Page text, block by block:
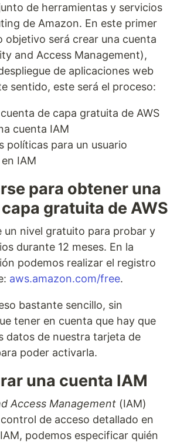
de herramientas y servicios
de Amazon. En este primer
objetivo será crear una cuenta
and Access Management),
de aplicaciones web
sentido, este será el proceso:
de capa gratuita de AWS
cuenta IAM
políticas para un usuario
IAM
para obtener una
gratuita de AWS
un nivel gratuito para probar y
durante 12 meses. En la
podemos realizar el registro
aws.amazon.com/free.
bastante sencillo, sin
tener en cuenta que hay que
datos de nuestra tarjeta de
poder activarla.
una cuenta IAM
Access Management (IAM)
de acceso detallado en
podemos especificar quién